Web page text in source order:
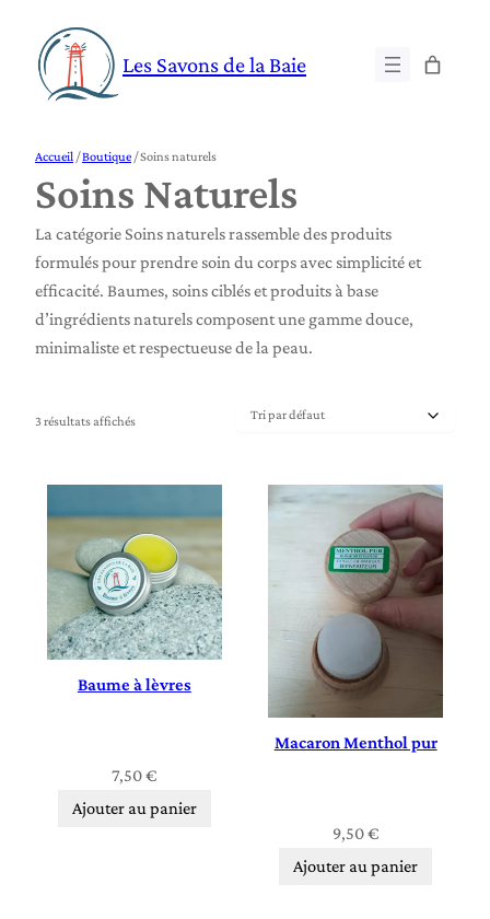
contenu
Les Savons de la Baie
Accueil /Boutique / Soins naturels
Soins Naturels
La catégorie Soins naturels rassemble des produits
formulés pour prendre soin du corps avec simplicité et
efficacité. Baumes, soins ciblés et produits à base
d’ingrédients naturels composent une gamme douce,
minimaliste et respectueuse de la peau.
3 résultats affichés
Baume à lèvres
7,50€
Ajouter au panier
Macaron Menthol pur
9,50€
Ajouter au panier